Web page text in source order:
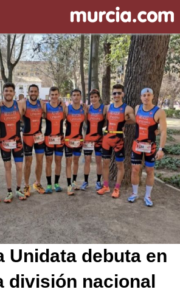
Unidata debuta en
división nacional